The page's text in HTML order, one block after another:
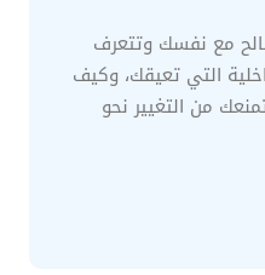
مع نفسك وتتعرف
التي تعيقك، وكيف
من التغيير نحو